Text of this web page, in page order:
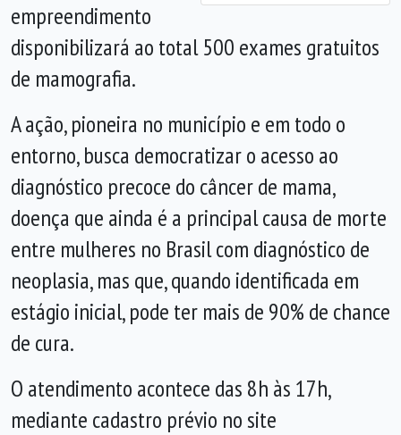
empreendimento
disponibilizará ao total 500 exames gratuitos
de mamografia.
A ação, pioneira no município e em todo o
entorno, busca democratizar o acesso ao
diagnóstico precoce do câncer de mama,
doença que ainda é a principal causa de morte
entre mulheres no Brasil com diagnóstico de
neoplasia, mas que, quando identificada em
estágio inicial, pode ter mais de 90% de chance
de cura.
O atendimento acontece das 8h às 17h,
mediante cadastro prévio no site